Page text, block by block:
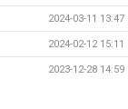
2024-03-11 13:47
2024-02-12 15:11
2023-12-28 14:59